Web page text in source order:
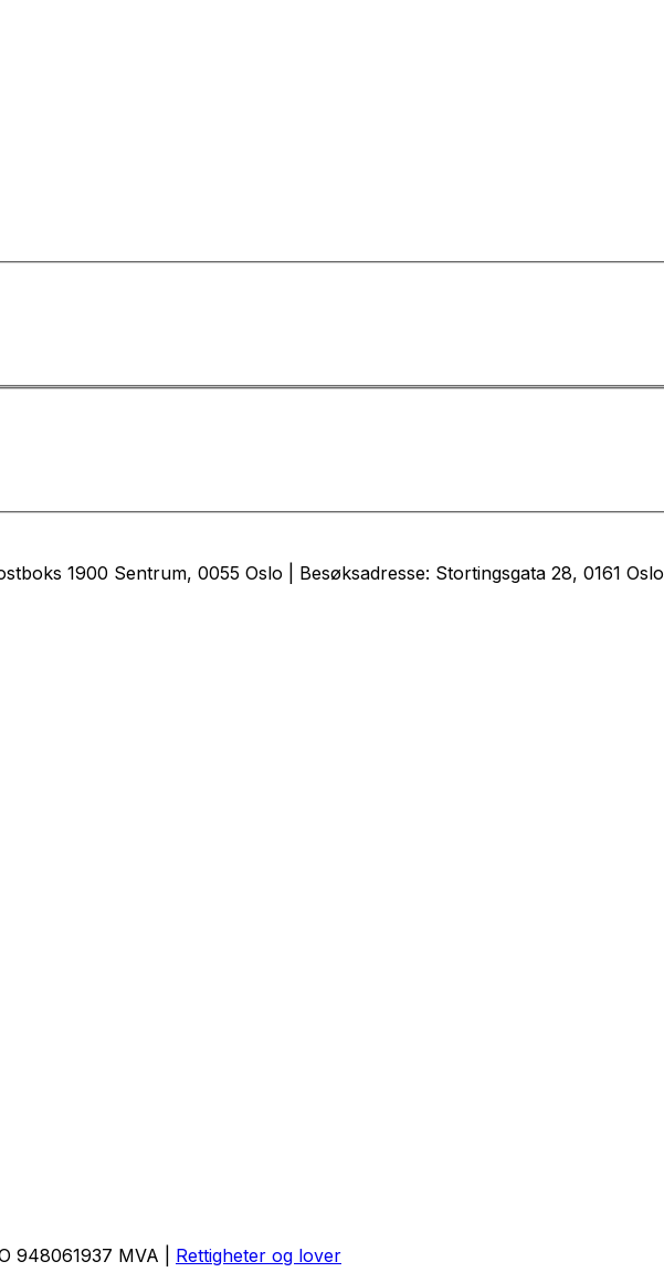
1900 Sentrum, 0055 Oslo | Besøksadresse: Stortingsgata 28, 0161 Oslo
948061937 MVA | Rettigheter og lover